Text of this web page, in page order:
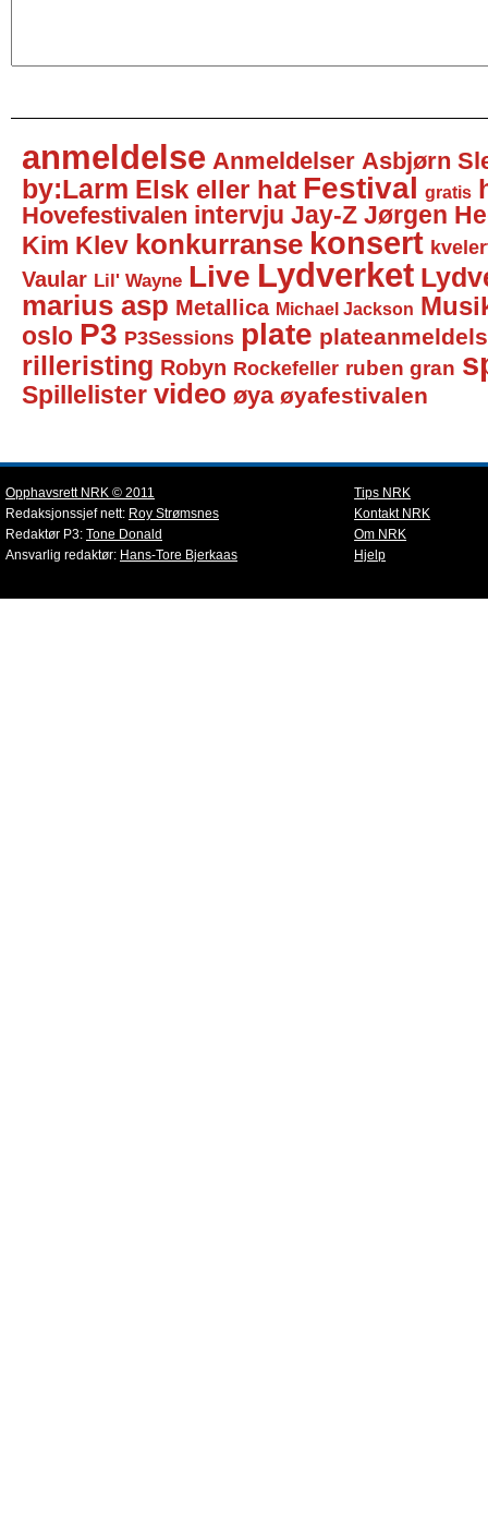
anmeldelse Anmeldelser Asbjørn
by:Larm Elsk eller hat Festival gratis
Hovefestivalen intervju Jay-Z Jørgen
Kim Klev konkurranse konsert
Vaular Lil' Wayne Live Lydverket
marius asp Metallica Michael Jackson
oslo P3 P3Sessions plate
rilleristing Robyn Rockefeller ruben gran
Spillelister video øya øyafestivalen
Opphavsrett NRK © 2011
Redaksjonssjef nett: Roy Strømsnes
Redaktør P3: Tone Donald
Ansvarlig redaktør: Hans-Tore Bjerkaas
Tips NRK
Kontakt NRK
Om NRK
Hjelp